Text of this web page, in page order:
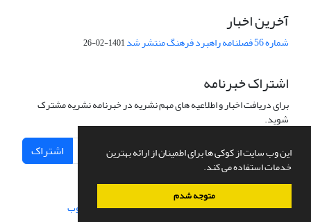
این وب سایت از کوکی ها برای اطمینان از ارائه بهترین
خدمات استفاده می کند.
متوجه شدم
آخرین اخبار
شماره 56 فصلنامه راهبرد فرهنگ منتشر شد 1401-02-26
اشتراک خبرنامه
برای دریافت اخبار و اطلاعیه های مهم نشریه در خبرنامه نشریه مشترک
شوید.
اشتراک
سامانه مدیریت نشریات علمی.طراحی و پیاده سازی از سیناوب